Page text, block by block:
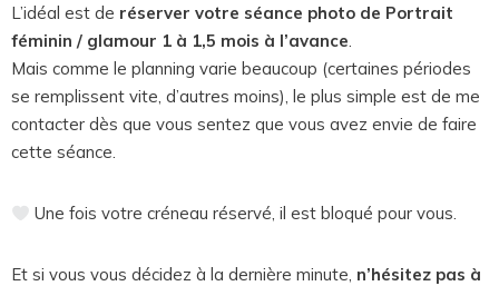
L’idéal est de réserver votre séance photo de Portrait
féminin / glamour 1 à 1,5 mois à l’avance.
Mais comme le planning varie beaucoup (certaines périodes
se remplissent vite, d’autres moins), le plus simple est de me
contacter dès que vous sentez que vous avez envie de faire
cette séance.
Une fois votre créneau réservé, il est bloqué pour vous.
Et si vous vous décidez à la dernière minute, n’hésitez pas à